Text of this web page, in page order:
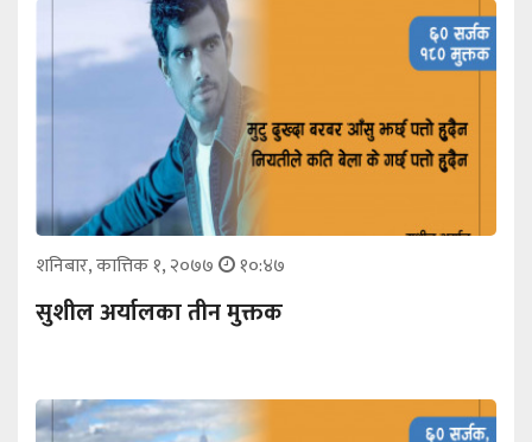
शनिबार, कात्तिक १, २०७७ १०:४७
सुशील अर्यालका तीन मुक्तक